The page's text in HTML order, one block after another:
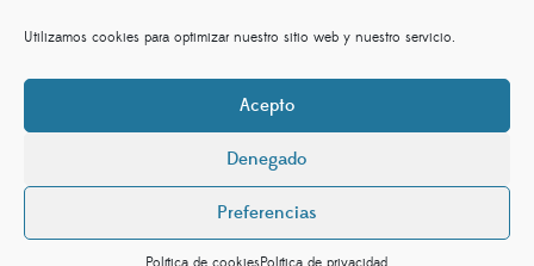
Utilizamos cookies para optimizar nuestro sitio web y nuestro servicio.
Acepto
Denegado
Preferencias
10,00€ 35,00€
sociedaddelavirgen.es©. By
www.eidosdesarrolloweb.com,Aviso Legal,Política de